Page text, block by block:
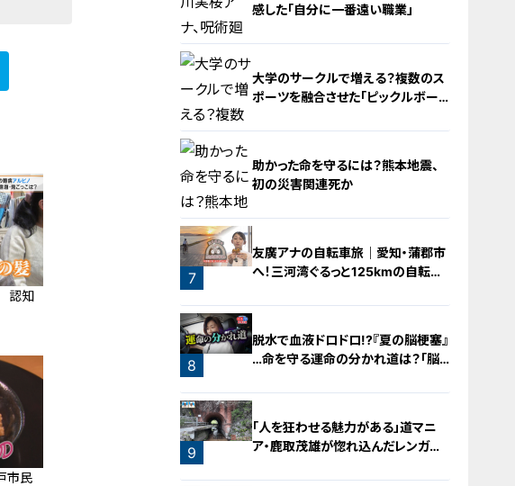
認知
市民
4
感した「自分に一番遠い職業」
5
大学のサークルで増える？複数のス
ポーツを融合させた「ピックルボー
6
助かった命を守るには？熊本地震、
初の災害関連死か
7
友廣アナの自転車旅｜愛知・蒲郡市
へ！三河湾ぐるっと125kmの自転車
8
脱水で血液ドロドロ!?『夏の脳梗塞』
…命を守る運命の分かれ道は？「脳
9
「人を狂わせる魅力がある」道マニ
ア・鹿取茂雄が惚れ込んだレンガの